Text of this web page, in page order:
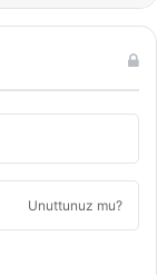
Unuttunuz mu?